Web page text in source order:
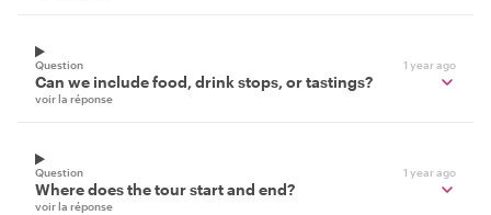
Question 1 year ago
Can we include food, drink stops, or tastings?
voir la réponse
Question 1 year ago
Where does the tour start and end?
voir la réponse